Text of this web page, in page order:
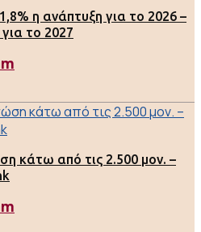
η ανάπτυξη για το 2026 –
το 2027
κάτω από τις 2.500 μον. –